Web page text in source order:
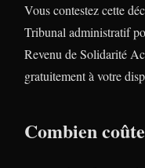
Vous contestez cette
Tribunal administratif
Revenu de Solidarité
gratuitement à votre
Combien